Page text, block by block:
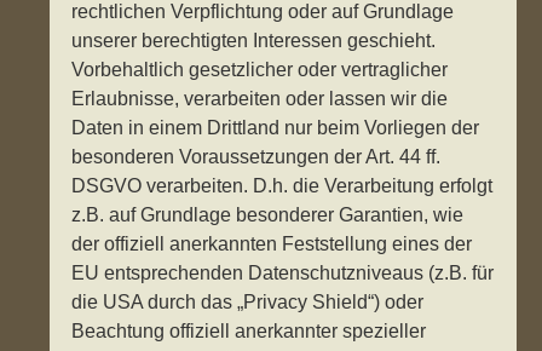
rechtlichen Verpflichtung oder auf Grundlage
unserer berechtigten Interessen geschieht.
Vorbehaltlich gesetzlicher oder vertraglicher
Erlaubnisse, verarbeiten oder lassen wir die
Daten in einem Drittland nur beim Vorliegen der
besonderen Voraussetzungen der Art. 44 ff.
DSGVO verarbeiten. D.h. die Verarbeitung erfolgt
z.B. auf Grundlage besonderer Garantien, wie
der offiziell anerkannten Feststellung eines der
EU entsprechenden Datenschutzniveaus (z.B. für
die USA durch das „Privacy Shield“) oder
Beachtung offiziell anerkannter spezieller